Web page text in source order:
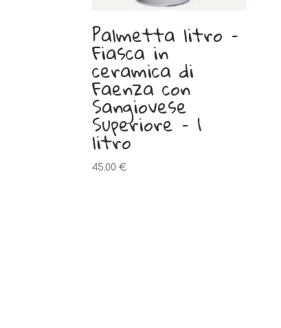
Palmetta litro –
Fiasca in
ceramica di
Faenza con
Sangiovese
Superiore – 1
litro
45.00€